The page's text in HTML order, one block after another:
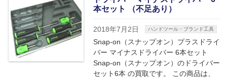
本セット （不足あり）
2018年7月2日 ハンドツール・ブランド工具
Snap-on（スナップオン）プラスドライ
バー マイナスドライバー 6本セット
Snap-on（スナップオン）のドライバー
セット6本 の買取です。 この商品は、